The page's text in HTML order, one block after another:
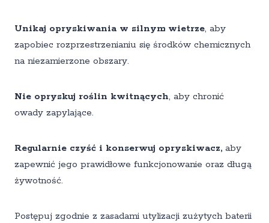
Unikaj opryskiwania w silnym wietrze, aby
zapobiec rozprzestrzenianiu się środków chemicznych
na niezamierzone obszary.
Nie opryskuj roślin kwitnących, aby chronić
owady zapylające.
Regularnie czyść i konserwuj opryskiwacz, aby
zapewnić jego prawidłowe funkcjonowanie oraz długą
żywotność.
Postępuj zgodnie z zasadami utylizacji zużytych baterii